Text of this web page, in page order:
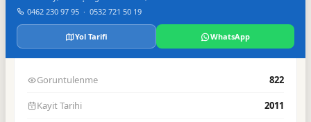
Bilgiler
Goruntulenme 822
Kayit Tarihi 2011
0462 230 97 95 · 0532 721 50 19
Yol Tarifi WhatsApp